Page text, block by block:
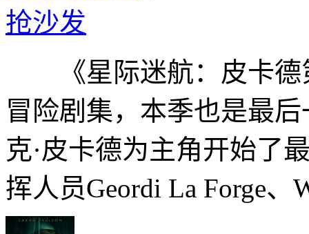
抢沙发
《星际迷航：皮卡德
冒险剧集，本季也是最
克·皮卡德为主角开始了
挥人员Geordi La Forge